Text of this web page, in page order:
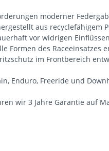
moderner
aus recyclefähigem
vor widrigen
Formen des Raceeinsatzes
im Frontbereich
Enduro, Freeride und
wir 3 Jahre Garantie auf